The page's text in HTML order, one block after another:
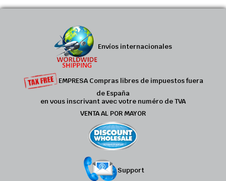
Envíos internacionales
EMPRESA Compras libres de impuestos fuera
de España
en vous inscrivant avec votre numéro de TVA
VENTA AL POR MAYOR
Support